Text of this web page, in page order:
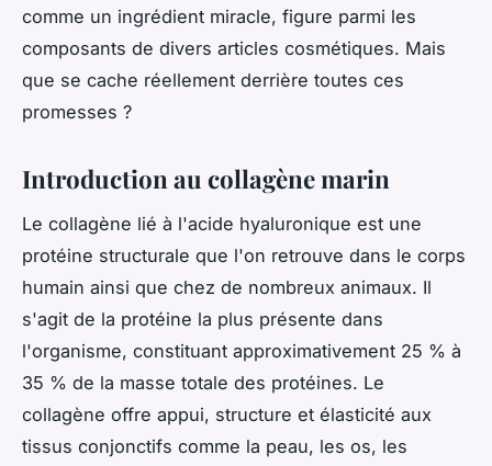
comme un ingrédient miracle, figure parmi les
composants de divers articles cosmétiques. Mais
que se cache réellement derrière toutes ces
promesses ?
Introduction au collagène marin
Le collagène lié à l'acide hyaluronique est une
protéine structurale que l'on retrouve dans le corps
humain ainsi que chez de nombreux animaux. Il
s'agit de la protéine la plus présente dans
l'organisme, constituant approximativement 25 % à
35 % de la masse totale des protéines. Le
collagène offre appui, structure et élasticité aux
tissus conjonctifs comme la peau, les os, les